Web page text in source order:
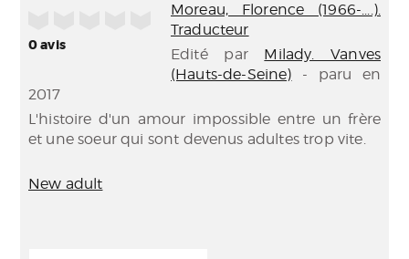
0avis
Moreau, Florence (1966-....).
Traducteur
Edité par Milady. Vanves
(Hauts-de-Seine) - paru en
2017
L'histoire d'un amour impossible entre un frère
et une soeur qui sont devenus adultes trop vite.
New adult